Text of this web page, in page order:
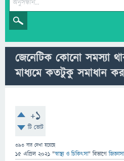
জেনেটিক কোনো সমস্যা
মাধ্যমে কতটুকু সমাধান
+1
টি ভোট
393 বার দেখা হয়েছে
15 এপ্রিল 2021 "স্বাস্থ্য ও চিকিৎসা" বিভাগে